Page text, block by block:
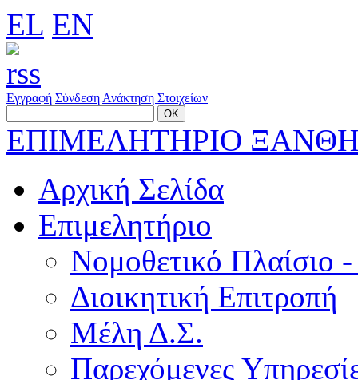
EL EN
Εγγραφή Σύνδεση Ανάκτηση Στοιχείων
ΕΠΙΜΕΛΗΤΗΡΙΟ
Αρχική Σελίδα
Επιμελητήριο
Νομοθετικό Πλαίσιο
Διοικητική Επιτροπή
Μέλη Δ.Σ.
Παρεχόμενες